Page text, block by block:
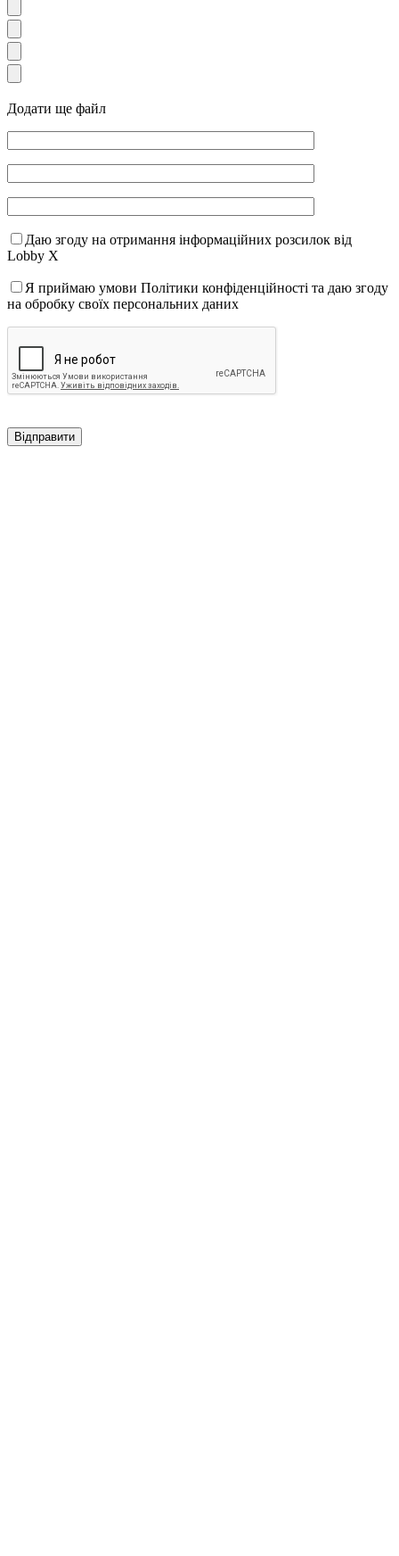
Додати ще файл
Даю згоду на отримання інформаційних розсилок від
Lobby X
Я приймаю умови Політики конфіденційності та даю згоду
на обробку своїх персональних даних